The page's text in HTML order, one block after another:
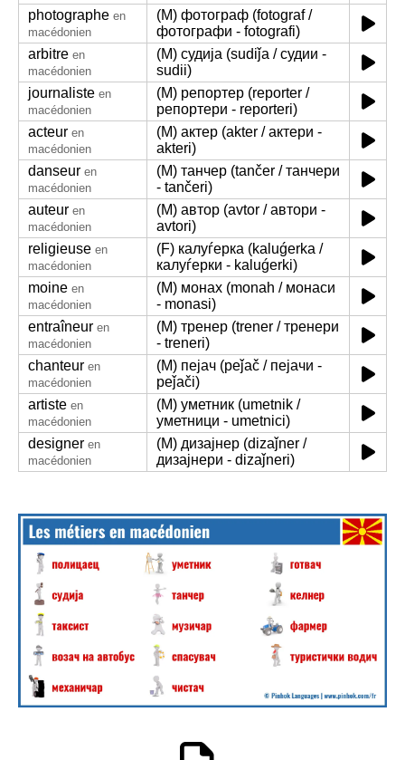
photographe en
macédonien
(M) фотограф (fotograf /
фотографи - fotografi)
arbitre en
macédonien
(M) судија (sudiǰa / судии -
sudii)
journaliste en
macédonien
(M) репортер (reporter /
репортери - reporteri)
acteur en
macédonien
(M) актер (akter / актери -
akteri)
danseur en
macédonien
(M) танчер (tančer / танчери
- tančeri)
auteur en
macédonien
(M) автор (avtor / автори -
avtori)
religieuse en
macédonien
(F) калуѓерка (kaluǵerka /
калуѓерки - kaluǵerki)
moine en
macédonien
(M) монах (monah / монаси
- monasi)
entraîneur en
macédonien
(M) тренер (trener / тренери
- treneri)
chanteur en
macédonien
(M) пејач (peǰač / пејачи -
peǰači)
artiste en
macédonien
(M) уметник (umetnik /
уметници - umetnici)
designer en
macédonien
(M) дизајнер (dizaǰner /
дизајнери - dizaǰneri)